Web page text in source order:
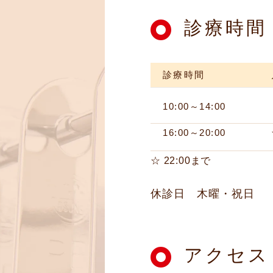
診療時間
診療時間
10:00～14:00
16:00～20:00
☆ 22:00まで
休診日 木曜・祝日
アクセス